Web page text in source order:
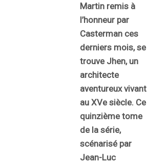
Martin remis à
l’honneur par
Casterman ces
derniers mois, se
trouve Jhen, un
architecte
aventureux vivant
au XVe siècle. Ce
quinzième tome
de la série,
scénarisé par
Jean-Luc